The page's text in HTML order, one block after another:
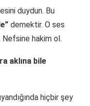
duydun. Bu
demektir. O ses
Nefsine hakim ol.
aklına bile
hiçbir şey